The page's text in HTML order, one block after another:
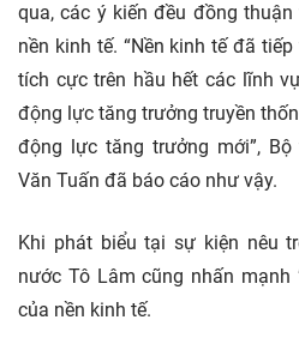
qua, các ý kiến đều đồng
nền kinh tế. “Nền kinh tế đã
tích cực trên hầu hết các lĩnh
động lực tăng trưởng truyền
động lực tăng trưởng mới”, Bộ
Văn Tuấn đã báo cáo như vậy.
Khi phát biểu tại sự kiện nêu
nước Tô Lâm cũng nhấn mạnh
của nền kinh tế.